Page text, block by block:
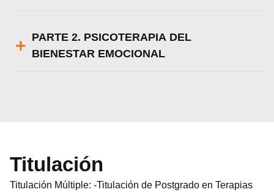
PARTE 2. PSICOTERAPIA DEL
BIENESTAR EMOCIONAL
Titulación
Titulación Múltiple: -Titulación de Postgrado en Terapias